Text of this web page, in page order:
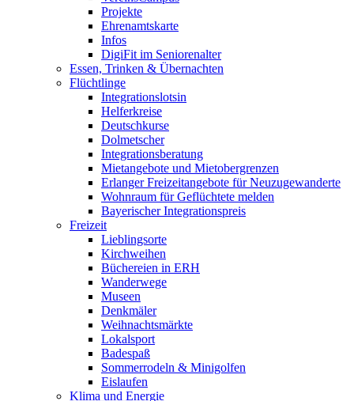
Projekte
Ehrenamtskarte
Infos
DigiFit im Seniorenalter
Essen, Trinken & Übernachten
Flüchtlinge
Integrationslotsin
Helferkreise
Deutschkurse
Dolmetscher
Integrationsberatung
Mietangebote und Mietobergrenzen
Erlanger Freizeitangebote für Neuzugewanderte
Wohnraum für Geflüchtete melden
Bayerischer Integrationspreis
Freizeit
Lieblingsorte
Kirchweihen
Büchereien in ERH
Wanderwege
Museen
Denkmäler
Weihnachtsmärkte
Lokalsport
Badespaß
Sommerrodeln & Minigolfen
Eislaufen
Klima und Energie